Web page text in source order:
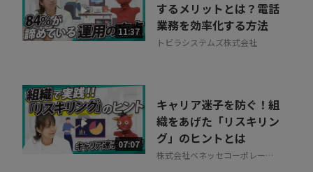
11:37
するメリットとは？電話
業務を効率化する方法
トビラシステムズ株式会社
07:07
キャリア迷子を防ぐ！組
織をあげた「リスキリン
グ」のヒントとは
株式会社ベネッセコーポレーシ